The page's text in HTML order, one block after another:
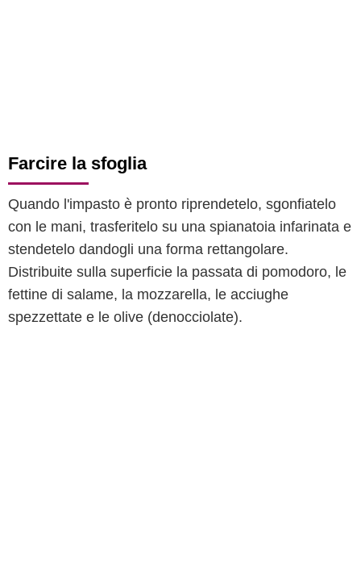
Farcire la sfoglia
Quando l'impasto è pronto riprendetelo, sgonfiatelo
con le mani, trasferitelo su una spianatoia infarinata e
stendetelo dandogli una forma rettangolare.
Distribuite sulla superficie la passata di pomodoro, le
fettine di salame, la mozzarella, le acciughe
spezzettate e le olive (denocciolate).